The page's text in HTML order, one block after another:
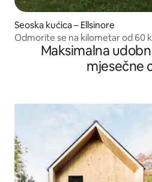
Seoska kućica – Ellsinore
Odmorite se na kilometar od 60
Maksimalna
mjesečne